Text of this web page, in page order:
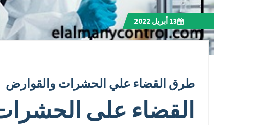
13 أبريل 2022
طرق القضاء علي الحشرات والقوارض
القضاء على